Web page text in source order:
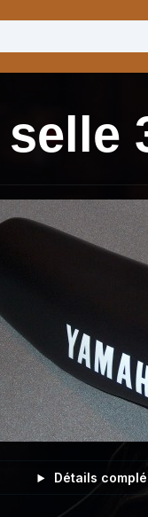
Détails